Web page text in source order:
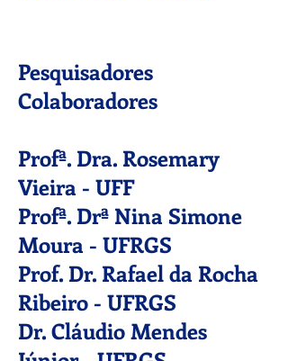
Pesquisadores
Colaboradores
Profª. Dra. Rosemary
Vieira - UFF
Profª. Drª Nina Simone
Moura - UFRGS
Prof. Dr. Rafael da Rocha
Ribeiro - UFRGS
Dr. Cláudio Mendes